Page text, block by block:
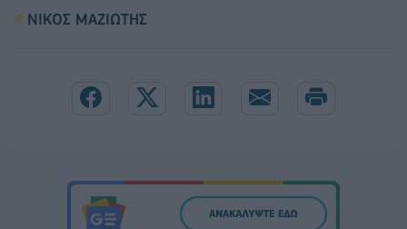
ΝΙΚΟΣ ΜΑΖΙΩΤΗΣ